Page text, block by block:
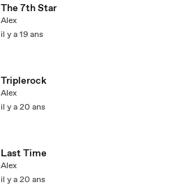
The 7th Star
Alex
il y a 19 ans
Triplerock
Alex
il y a 20 ans
Last Time
Alex
il y a 20 ans